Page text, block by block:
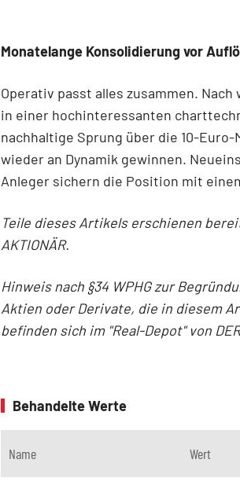
Monatelange Konsolidierung vor
Operativ passt alles zusammen.
in einer hochinteressanten
nachhaltige Sprung über die 10-
wieder an Dynamik gewinnen.
Anleger sichern die Position mit
Teile dieses Artikels erschienen
AKTIONÄR.
Hinweis nach §34 WPHG zur
Aktien oder Derivate, die in diesem
befinden sich im "Real-Depot" von
Behandelte Werte
Name Wert